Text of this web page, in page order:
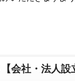
会社・法人設